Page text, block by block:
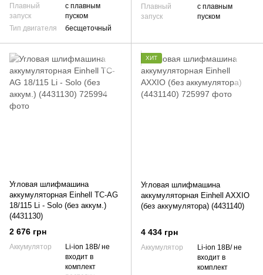
Плавный
запуск
с плавным
пуском
Тип двигателя
бесщеточный
Плавный
запуск
с плавным
пуском
Угловая шлифмашина
аккумуляторная Einhell TC-AG
18/115 Li - Solo (без аккум.)
(4431130)
2 676 грн
Аккумулятор
Li-ion 18В/ не
входит в
комплект
ХИТ
Угловая шлифмашина
аккумуляторная Einhell AXXIO
(без аккумулятора) (4431140)
4 434 грн
Аккумулятор
Li-ion 18В/ не
входит в
комплект